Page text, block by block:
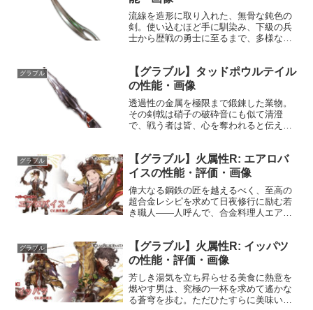
流線を造形に取り入れた、無骨な鈍色の
剣。使い込むほど手に馴染み、下級の兵
士から歴戦の勇士に至るまで、多様な戦
MAXLv150173075奥義ツヴァイレイダー
敵に土属性3.5倍ダメ...
グラブル
【グラブル】タッドポウルテイル
の性能・画像
透過性の金属を極限まで鍛錬した業物。
その剣戟は硝子の破砕音にも似て清澄
で、戦う者は皆、心を奪われると伝え聞
♪敵に火属性3.5倍ダメージ〔減衰値
1,685...
グラブル
【グラブル】火属性R: エアロバ
イスの性能・評価・画像
偉大なる鋼鉄の匠を越えるべく、至高の
超合金レシピを求めて日夜修行に励む若
き職人――人呼んで、合金料理人エアロ
不明苦手：不明声優：田丸篤志性能属性
レア種族得意武器タイプ最...
グラブル
【グラブル】火属性R: イッパツ
の性能・評価・画像
芳しき湯気を立ち昇らせる美食に熱意を
燃やす男は、究極の一杯を求めて遙かな
る蒼穹を歩む。ただひたすらに美味い麺